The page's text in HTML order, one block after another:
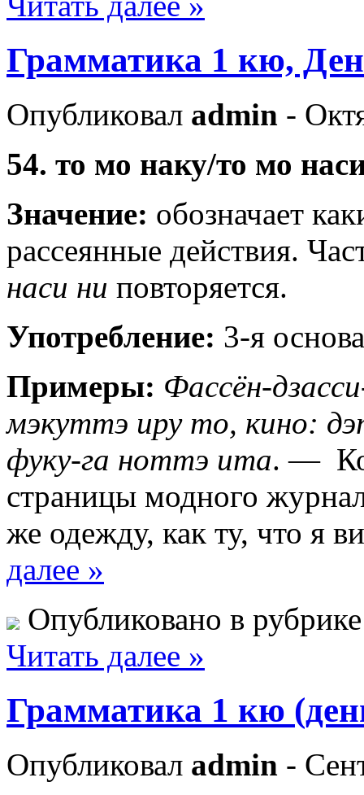
Грамматика 1 кю,
Опубликовал admin -
54. то мо наку/то мо
Значение: обозначает
рассеянные действия.
наси ни повторяется.
Употребление: 3-я
Примеры: Фассён-
мэкуттэ иру то, кино:
фуку-га ноттэ ита. —
страницы модного
же одежду, как ту, что я
далее »
Опубликовано в
Читать далее »
Грамматика 1 кю
Опубликовал admin -